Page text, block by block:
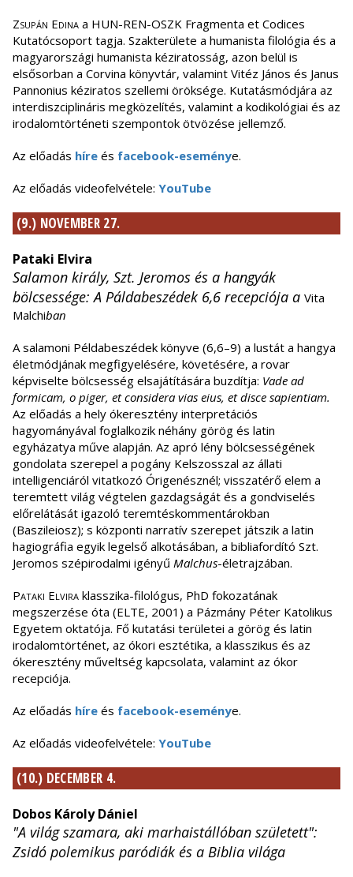
Zsupán Edina a HUN-REN-OSZK Fragmenta et Codices
Kutatócsoport tagja. Szakterülete a humanista filológia és a
magyarországi humanista kéziratosság, azon belül is
elsősorban a Corvina könyvtár, valamint Vitéz János és Janus
Pannonius kéziratos szellemi öröksége. Kutatásmódjára az
interdiszciplináris megközelítés, valamint a kodikológiai és az
irodalomtörténeti szempontok ötvözése jellemző.
Az előadás híre és facebook-eseménye.
Az előadás videofelvétele: YouTube
(9.) NOVEMBER 27.
Pataki Elvira
Salamon király, Szt. Jeromos és a hangyák
bölcsessége: A Páldabeszédek 6,6 recepciója a Vita
Malchiban
A salamoni Példabeszédek könyve (6,6–9) a lustát a hangya
életmódjának megfigyelésére, követésére, a rovar
képviselte bölcsesség elsajátítására buzdítja: Vade ad
formicam, o piger, et considera vias eius, et disce sapientiam.
Az előadás a hely ókeresztény interpretációs
hagyományával foglalkozik néhány görög és latin
egyházatya műve alapján. Az apró lény bölcsességének
gondolata szerepel a pogány Kelszosszal az állati
intelligenciáról vitatkozó Órigenésznél; visszatérő elem a
teremtett világ végtelen gazdagságát és a gondviselés
előrelátását igazoló teremtéskommentárokban
(Baszileiosz); s központi narratív szerepet játszik a latin
hagiográfia egyik legelső alkotásában, a bibliafordító Szt.
Jeromos szépirodalmi igényű Malchus-életrajzában.
Pataki Elvira klasszika-filológus, PhD fokozatának
megszerzése óta (ELTE, 2001) a Pázmány Péter Katolikus
Egyetem oktatója. Fő kutatási területei a görög és latin
irodalomtörténet, az ókori esztétika, a klasszikus és az
ókeresztény műveltség kapcsolata, valamint az ókor
recepciója.
Az előadás híre és facebook-eseménye.
Az előadás videofelvétele: YouTube
(10.) DECEMBER 4.
Dobos Károly Dániel
"A világ szamara, aki marhaistállóban született":
Zsidó polemikus paródiák és a Biblia világa